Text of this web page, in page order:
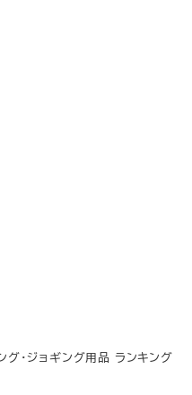
グ・ジョギング用品 ランキング